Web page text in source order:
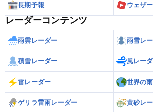
長期予報 ウェザ
レーダーコンテンツ
雨雲レーダー 雨雪レ
積雪レーダー 風レー
雷レーダー 世界の
ゲリラ雷雨レーダー 黄砂レ